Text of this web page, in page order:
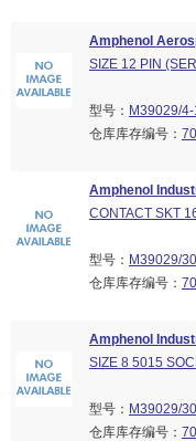
Amphenol
SIZE 12 PIN
型号： M39029/4-
仓库库存编号：
Amphenol
CONTACT SKT
型号： M39029/
仓库库存编号：
Amphenol
SIZE 8 5015
型号： M39029/
仓库库存编号：